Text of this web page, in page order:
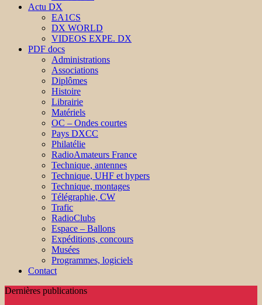
Actu DX
EA1CS
DX WORLD
VIDEOS EXPE. DX
PDF docs
Administrations
Associations
Diplômes
Histoire
Librairie
Matériels
OC – Ondes courtes
Pays DXCC
Philatélie
RadioAmateurs France
Technique, antennes
Technique, UHF et hypers
Technique, montages
Télégraphie, CW
Trafic
RadioClubs
Espace – Ballons
Expéditions, concours
Musées
Programmes, logiciels
Contact
Dernières publications